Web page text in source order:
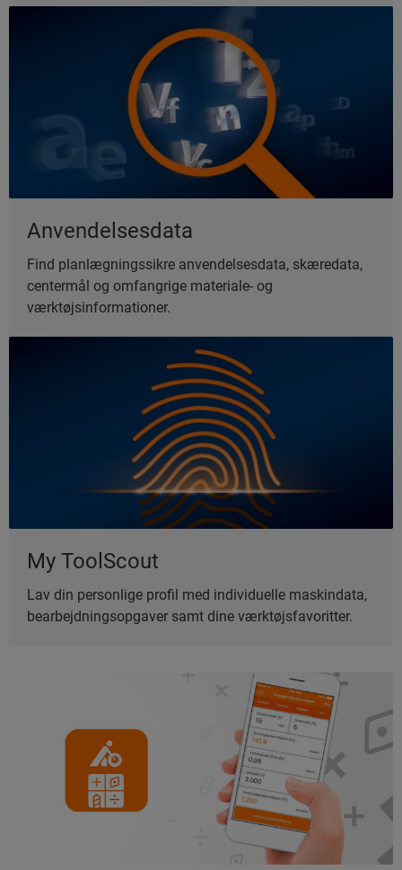
Anvendelsesdata
Find planlægningssikre anvendelsesdata, skæredata,
centermål og omfangrige materiale- og
værktøjsinformationer.
My ToolScout
Lav din personlige profil med individuelle maskindata,
bearbejdningsopgaver samt dine værktøjsfavoritter.